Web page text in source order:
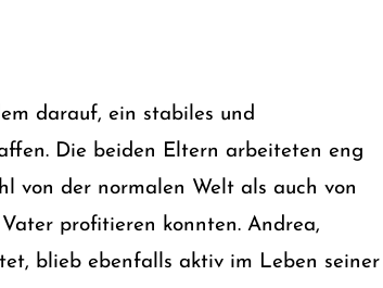
darauf, ein stabiles und
Die beiden Eltern arbeiteten eng
von der normalen Welt als auch von
profitieren konnten. Andrea,
blieb ebenfalls aktiv im Leben seiner